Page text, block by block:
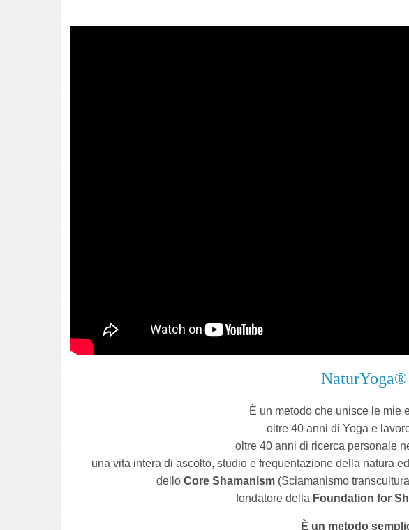
NaturYoga®
È un metodo che unisce le mie
oltre 40 anni di Yoga e
oltre 40 anni di ricerca personale
una vita intera di ascolto, studio e frequentazione della natura
delloCore Shamanism (Sciamanismo
fondatore della Foundation for
È un metodo